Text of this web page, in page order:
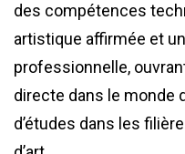
des compétences
artistique affirmée et
professionnelle,
directe dans le monde
d’études dans les